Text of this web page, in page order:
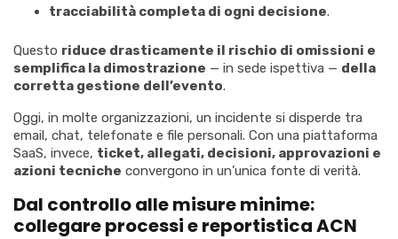
tracciabilità completa di ogni decisione.
Questo riduce drasticamente il rischio di omissioni e
semplifica la dimostrazione — in sede ispettiva — della
corretta gestione dell’evento.
Oggi, in molte organizzazioni, un incidente si disperde tra
email, chat, telefonate e file personali. Con una piattaforma
SaaS, invece, ticket, allegati, decisioni, approvazioni e
azioni tecniche convergono in un’unica fonte di verità.
Dal controllo alle misure minime:
collegare processi e reportistica ACN